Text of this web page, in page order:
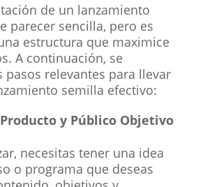
de un lanzamiento
parecer sencilla, pero es
estructura que maximice
A continuación, se
pasos relevantes para llevar
semilla efectivo:
y Público Objetivo
necesitas tener una idea
o programa que deseas